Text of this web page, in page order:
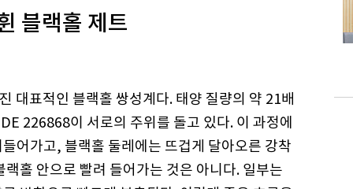
블랙홀 제트
대표적인 블랙홀 쌍성계다. 태양 질량의 약 21배
226868이 서로의 주위를 돌고 있다. 이 과정에
어가고, 블랙홀 둘레에는 뜨겁게 달아오른 강착
홀 안으로 빨려 들어가는 것은 아니다. 일부는